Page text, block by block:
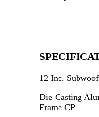
12 Inc.
Die-Casting
Frame CP